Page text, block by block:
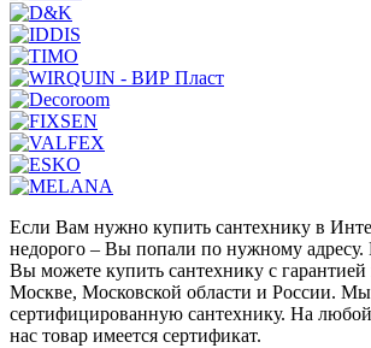
Если Вам нужно купить сантехнику в
недорого – Вы попали по нужному
Вы можете купить сантехнику с гарантией
Москве, Московской области и России. Мы
сертифицированную сантехнику. На
нас товар имеется сертификат.